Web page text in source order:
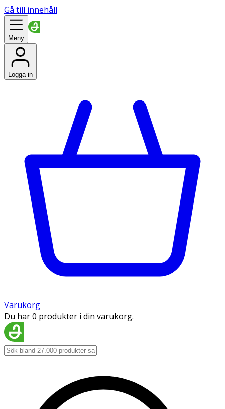
Gå till innehåll
Meny
Logga in
Varukorg
Du har 0 produkter i din varukorg.